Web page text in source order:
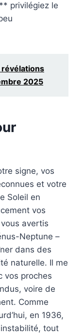
privilégiez le
2025
signe, vos
et votre
Soleil en
vos
avertis
Neptune –
dans des
naturelle. Il me
vos proches
voire de
Comme
en 1936,
instabilité, tout